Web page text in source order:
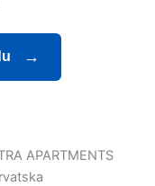
APARTMENTS